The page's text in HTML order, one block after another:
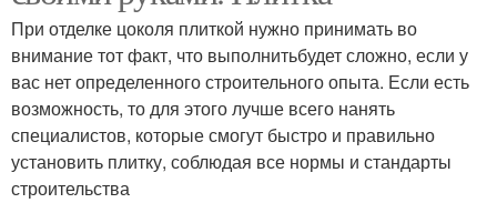
При отделке цоколя плиткой нужно принимать во
внимание тот факт, что выполнитьбудет сложно, если у
вас нет определенного строительного опыта. Если есть
возможность, то для этого лучше всего нанять
специалистов, которые смогут быстро и правильно
установить плитку, соблюдая все нормы и стандарты
строительства